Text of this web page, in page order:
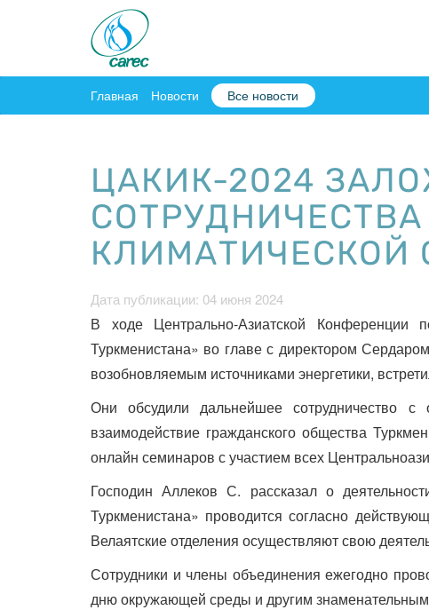
Главная Новости Все новости
ЦАКИК-2024
КЛИМАТИЧЕСКОЙ
Дата публикации: 04 июня 2024
В ходе Центрально-Азиатской
Туркменистана» во главе с директором
возобновляемым источниками энергетики,
Они обсудили дальнейшее сотрудничество
взаимодействие гражданского общества
онлайн семинаров с участием всех
Господин Аллеков С. рассказал о
Туркменистана» проводится согласно
Велаятские отделения осуществляют свою
Сотрудники и члены объединения ежегодно
дню окружающей среды и другим